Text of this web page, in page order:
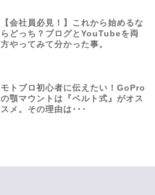
【会社員必見！】これから始めるな
らどっち？ブログとYouTubeを両
方やってみて分かった事。
モトブロ初心者に伝えたい！GoPro
の顎マウントは『ベルト式』がオス
スメ。その理由は･･･